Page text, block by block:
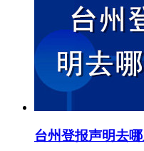
台州登报声明去